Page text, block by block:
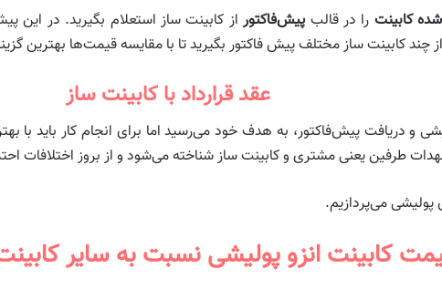
کابینت را در قالب پیش‌فاکتوراز کابینت ساز استعلام بگیرید. در این
کابینت ساز مختلف پیش ‌فاکتور بگیرید تا با مقایسه قیمت‌ها بهترین
عقد قرارداد با کابینت ساز
و دریافت پیش‌فاکتور، به هدف خود می‌رسید اما برای انجام کار باید با
طرفین یعنی مشتری و کابینت ساز شناخته می‌شود و از بروز اختلافات
پولیشی می‌پردازیم.
کابینت انزو پولیشی نسبت به سایر